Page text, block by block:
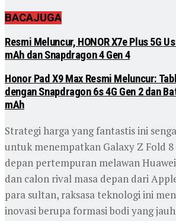
BACAJUGA
Resmi Meluncur, HONOR X7e Plus 5G
mAh dan Snapdragon 4 Gen 4
Honor Pad X9 Max Resmi Meluncur:
dengan Snapdragon 6s 4G Gen 2 dan
mAh
Strategi harga yang fantastis ini
untuk menempatkan Galaxy Z Fold
depan pertempuran melawan
dan calon rival masa depan dari
para sultan, raksasa teknologi ini
inovasi berupa formasi bodi yang